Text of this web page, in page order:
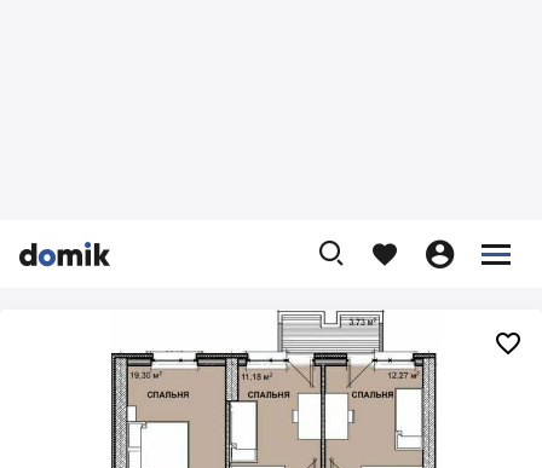


    


